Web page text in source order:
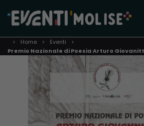
Home
Eventi
Premio Nazionale di Poesia Arturo